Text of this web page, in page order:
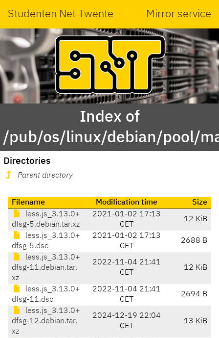
Studenten Net Twente Mirror service
Index of
/pub/os/linux/debian/pool/
Directories
Parent directory
Filename Modification time
Size
less.js_3.13.0+
dfsg-5.debian.tar.xz
2021-01-02 17:13
CET
12 KiB
less.js_3.13.0+
dfsg-5.dsc
2021-01-02 17:13
CET
2688 B
less.js_3.13.0+
dfsg-11.debian.tar.
xz
2022-11-04 21:41
CET
12 KiB
less.js_3.13.0+
dfsg-11.dsc
2022-11-04 21:41
CET
2694 B
less.js_3.13.0+
dfsg-12.debian.tar.
xz
2024-12-19 22:04
CET
13 KiB